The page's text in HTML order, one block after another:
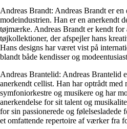
Andreas Brandt: Andreas Brandt er
modeindustrien. Han er en anerkendt
tøjmærke. Andreas Brandt er kendt
tøjkollektioner, der afspejler hans
Hans designs har været vist på
blandt både kendisser og
Andreas Brantelid: Andreas Brantelid
anerkendt cellist. Han har optrådt med
symfoniorkestre og musikere og har
anerkendelse for sit talent og
for sin passionerede og
et omfattende repertoire af værker fra